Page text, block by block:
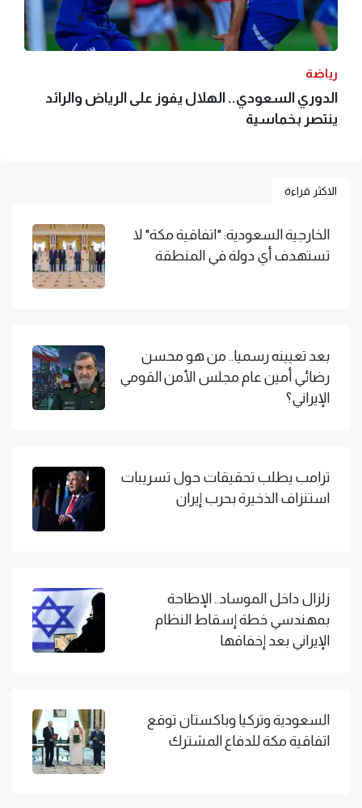
رياضة
الدوري السعودي.. الهلال يفوز على الرياض والرائد
ينتصر بخماسية
الاكثر قراءة
الخارجية السعودية: "اتفاقية مكة" لا
تستهدف أي دولة في المنطقة
بعد تعيينه رسميا.. من هو محسن
رضائي أمين عام مجلس الأمن القومي
الإيراني؟
ترامب يطلب تحقيقات حول تسريبات
استنزاف الذخيرة بحرب إيران
زلزال داخل الموساد.. الإطاحة
بمهندسي خطة إسقاط النظام
الإيراني بعد إخفاقها
السعودية وتركيا وباكستان توقع
اتفاقية مكة للدفاع المشترك